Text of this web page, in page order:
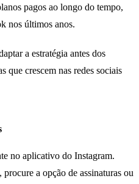
pagos ao longo do tempo,
nos últimos anos.
a estratégia antes dos
que crescem nas redes sociais
no aplicativo do Instagram.
a opção de assinaturas ou